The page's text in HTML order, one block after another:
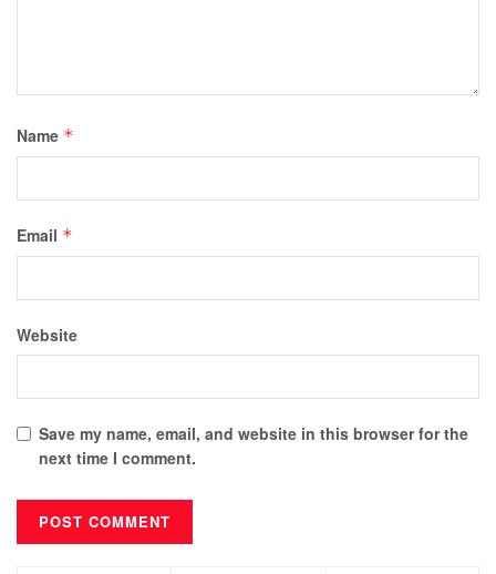
Name *
Email *
Website
Save my name, email, and website in this browser for the
next time I comment.